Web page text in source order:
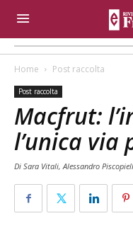
Home Post raccolta
Post raccolta
Macfrut:
l’unica via
Di Sara Vitali, Alessandro